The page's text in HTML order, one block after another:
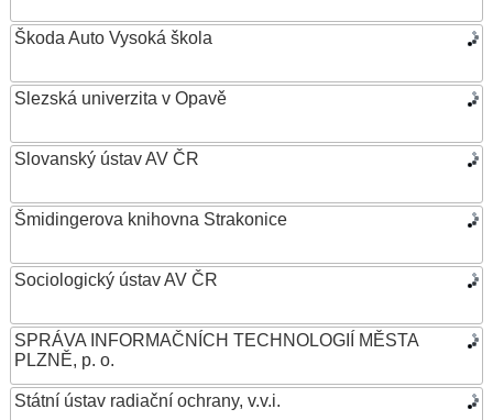
Škoda Auto Vysoká škola
Slezská univerzita v Opavě
Slovanský ústav AV ČR
Šmidingerova knihovna Strakonice
Sociologický ústav AV ČR
SPRÁVA INFORMAČNÍCH TECHNOLOGIÍ MĚSTA
PLZNĚ, p. o.
Státní ústav radiační ochrany, v.v.i.